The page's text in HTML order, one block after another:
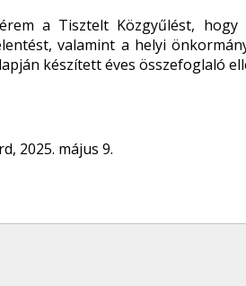
a Tisztelt Közgyűlést,
valamint a helyi
készített éves összefoglaló
2025. május 9.